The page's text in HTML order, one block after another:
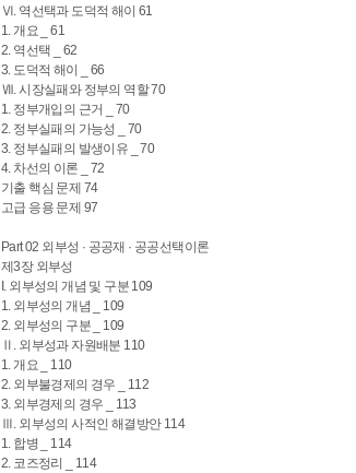
Ⅵ. 역선택과 도덕적 해이 61
1. 개요 _ 61
2. 역선택 _ 62
3. 도덕적 해이 _ 66
Ⅶ. 시장실패와 정부의 역할 70
1. 정부개입의 근거 _ 70
2. 정부실패의 가능성 _ 70
3. 정부실패의 발생이유 _ 70
4. 차선의 이론 _ 72
기출 핵심 문제 74
고급 응용 문제 97
Part 02 외부성 · 공공재 · 공공선택이론
제3장 외부성
I. 외부성의 개념 및 구분 109
1. 외부성의 개념 _ 109
2. 외부성의 구분 _ 109
Ⅱ. 외부성과 자원배분 110
1. 개요 _ 110
2. 외부불경제의 경우 _ 112
3. 외부경제의 경우 _ 113
Ⅲ. 외부성의 사적인 해결방안 114
1. 합병 _ 114
2. 코즈정리 _ 114